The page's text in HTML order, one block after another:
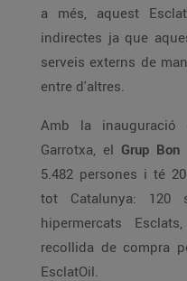
a més, aquest
indirectes ja que
serveis externs de
entre d'altres.
Amb la inauguració
Garrotxa, el Grup Bon
5.482 persones i té
tot Catalunya: 120
hipermercats
recollida de compra
EsclatOil.